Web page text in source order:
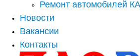
Ремонт автомобилей
Новости
Вакансии
Контакты